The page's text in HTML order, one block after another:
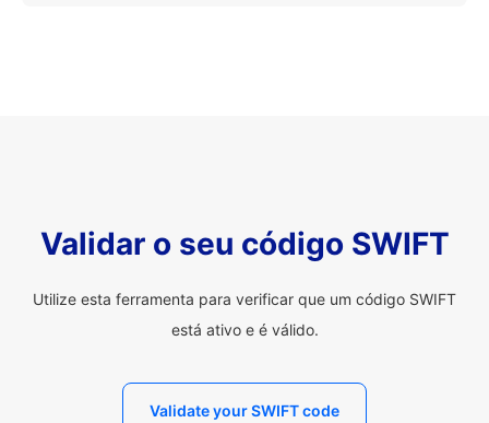
Validar o seu código SWIFT
Utilize esta ferramenta para verificar que um código SWIFT
está ativo e é válido.
Validate your SWIFT code